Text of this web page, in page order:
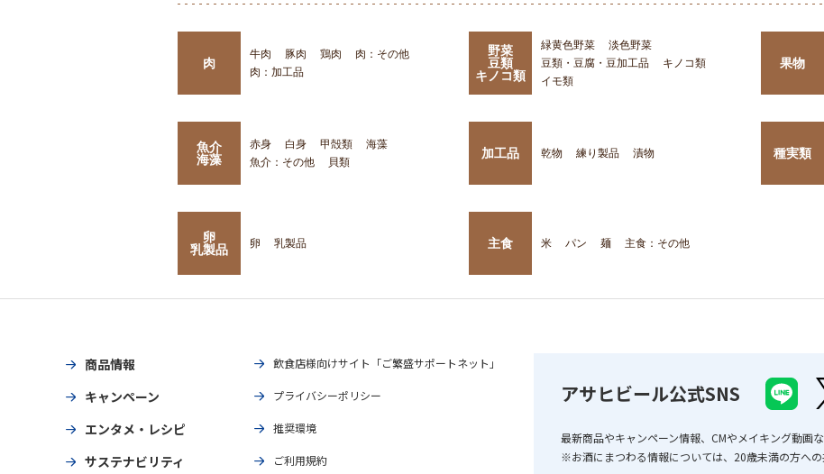
肉
牛肉 豚肉 鶏肉
肉：その他
肉：加工品
野菜
豆類
キノコ類
緑黄色野菜
淡色野菜
豆類・豆腐・豆加工品
キノコ類
イモ類
果物
魚介
海藻
赤身 白身 甲殻類
海藻
魚介：その他
貝類
加工品 乾物 練り製品 漬物 種実類
卵
乳製品
卵 乳製品 主食 米 パン 麺 主食：その他
商品情報
キャンペーン
エンタメ・レシピ
サステナビリティ
飲食店様向けサイト「ご繁盛サポートネット」
プライバシーポリシー
推奨環境
ご利用規約
アサヒビール公式SNS
最新商品やキャンペーン情報、CMやメイキング動画な
※お酒にまつわる情報については、20歳未満の方への